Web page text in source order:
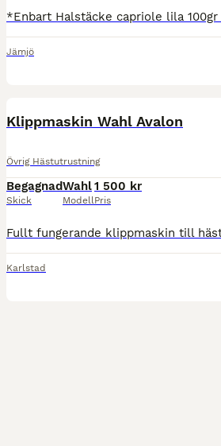
Jämjö
Klippmaskin Wahl Avalon
Övrig Hästutrustning
Begagnad
Skick
Wahl
Modell
1 500 kr
Pris
Karlstad